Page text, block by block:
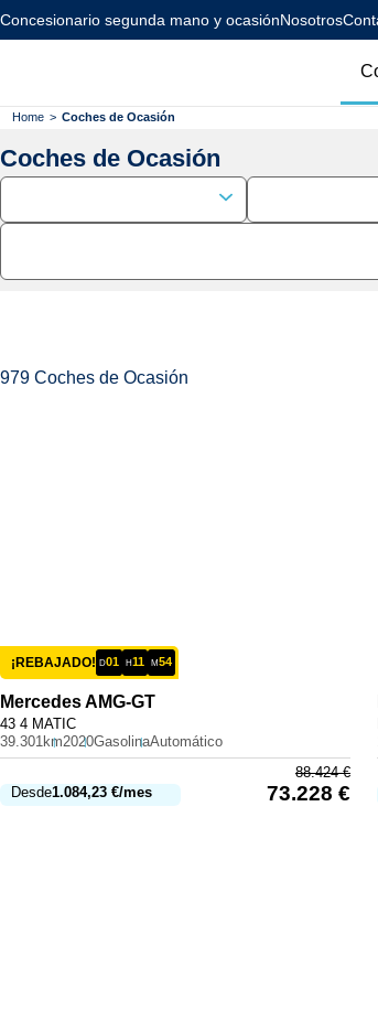
Concesionario segunda mano y ocasiónNosotros
Home > Coches de Ocasión
Coches de Ocasión
979 Coches de Ocasión
¡REBAJADO! D01 H11 M54
MercedesAMG-GT
43 4 MATIC
39.301km2020GasolinaAutomático
Desde1.084,23 €/mes
88.424€
73.228 €